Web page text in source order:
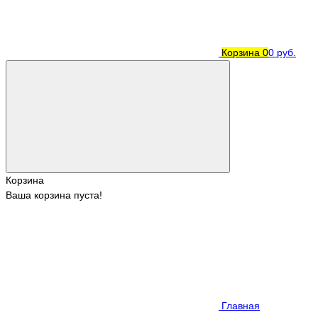
Корзина 00 руб.
Корзина
Ваша корзина пуста!
Главная